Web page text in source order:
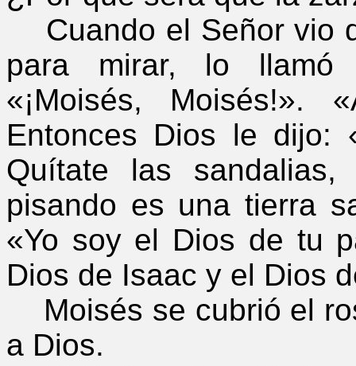
Cuando el Señor vio
para mirar, lo llamó
«¡Moisés, Moisés!».
Entonces Dios le dijo:
Quítate las
pisando es una tierra
«Yo soy el Dios de tu
Dios de Isaac y el Dios
Moisés se cubrió el
a Dios.